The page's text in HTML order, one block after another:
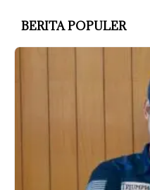
BERITA POPULER